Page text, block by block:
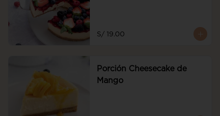
S/ 19.00
Porción Cheesecake de
Mango